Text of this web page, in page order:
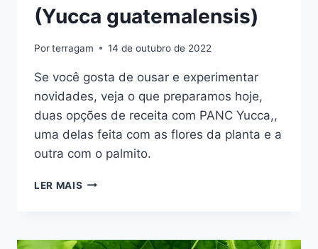
(Yucca guatemalensis)
Porterragam 14 de outubro de 2022
Se você gosta de ousar e experimentar
novidades, veja o que preparamos hoje,
duas opções de receita com PANC Yucca,,
uma delas feita com as flores da planta e a
outra com o palmito.
LER MAIS RECEITA
(YUCCA